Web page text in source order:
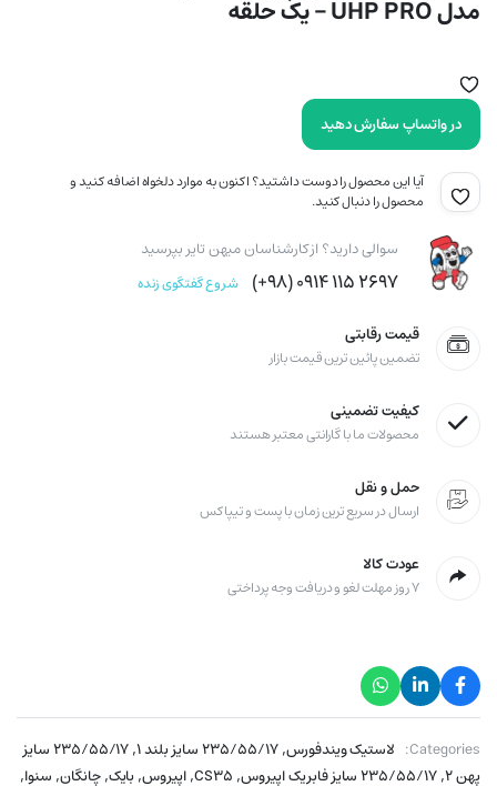
مدل UHP PRO – یک حلقه
در واتساپ سفارش دهید
آیا این محصول را دوست داشتید؟ اکنون به موارد دلخواه اضافه کنید و
محصول را دنبال کنید.
سوالی دارید؟ از کارشناسان میهن تایر بپرسید
۲۶۹۷ ۱۱۵ ۰۹۱۴ (۹۸+) شروع گفتگوی زنده
قیمت رقابتی
تضمین پائین ترین قیمت بازار
کیفیت تضمینی
محصولات ما با گارانتی معتبر هستند
حمل و نقل
ارسال در سریع ترین زمان با پست و تیپاکس
عودت کالا
۷ روز مهلت لغو و دریافت وجه پرداختی
Categories: لاستیک ویندفورس,۲۳۵/۵۵/۱۷ سایز بلند ۱ ,
۲۳۵/۵۵/۱۷ سایز
پهن ۲ ,۲۳۵/۵۵/۱۷ سایز فابریک اپیروس ,
CS35
,اپیروس,بایک,چانگان, سنوا,